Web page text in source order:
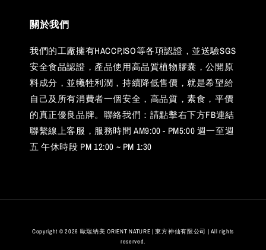
關於我們
我們的工廠擁有HACCP,ISO等各項認證，並送驗SGS
安全食品認證，產品使用高品質植物膠囊，公開原
料成分，並犧牲利潤，持續降低售價，就是希望給
自己及所有消費者一個安全，高品質，素食，平價
的真正優良品牌。聯絡我們：請點擊右下方FB連結
聯繫線上客服，服務時間 AM9:00 - PM5:00 週一至週
五 午休時段 PM 12:00 ~ PM 1:30
Copyright © 2026 歐瑞納美 ORIENT NATURE | 東方神仙有限公司 | All rights
reserved.